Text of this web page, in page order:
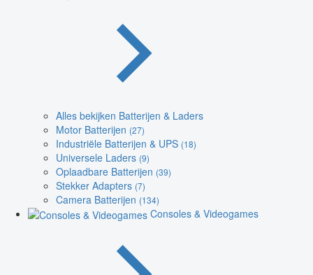
Alles bekijken Batterijen & Laders
Motor Batterijen (27)
Industriële Batterijen & UPS (18)
Universele Laders (9)
Oplaadbare Batterijen (39)
Stekker Adapters (7)
Camera Batterijen (134)
Consoles & Videogames